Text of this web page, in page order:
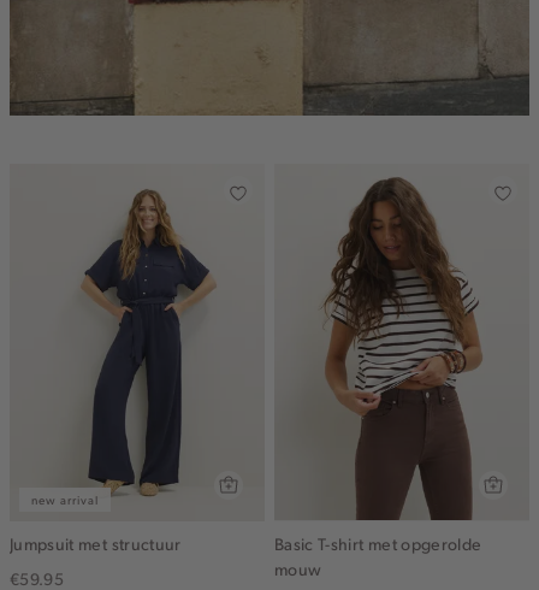
new arrival
Jumpsuit met structuur
€59.95
Basic T-shirt met opgerolde
mouw